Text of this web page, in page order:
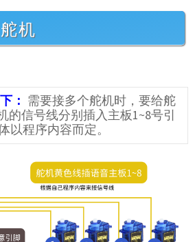
机
： 需要接多个舵机时，要给舵
的信号线分别插入主板1~8号引
以程序内容而定。